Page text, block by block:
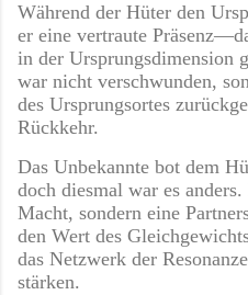
Während der Hüter den
er eine vertraute
in der Ursprungsdimension
war nicht verschwunden,
des Ursprungsortes
Rückkehr.
Das Unbekannte bot dem
doch diesmal war es
Macht, sondern eine
den Wert des
das Netzwerk der
stärken.